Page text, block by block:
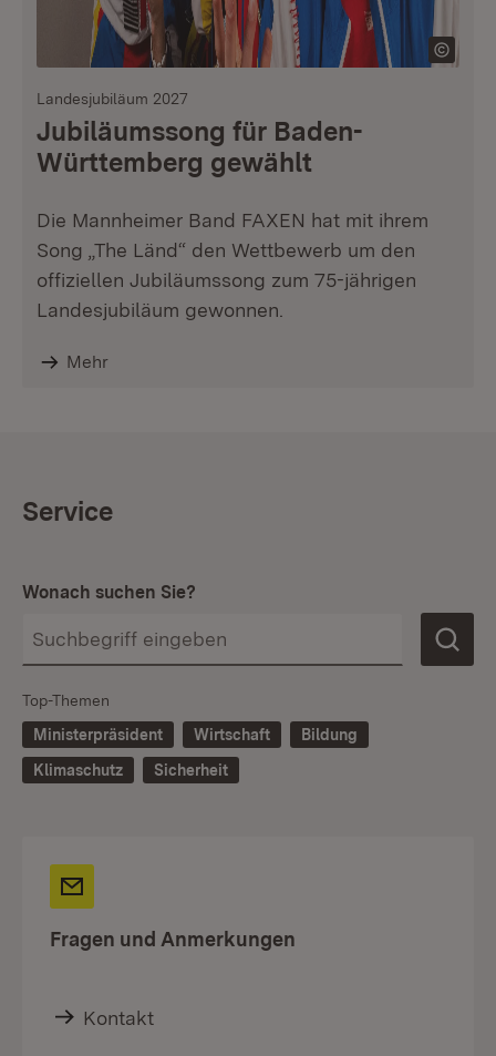
Landesjubiläum 2027
Jubiläumssong für Baden-
Württemberg gewählt
Die Mannheimer Band FAXEN hat mit ihrem
Song „The Länd“ den Wettbewerb um den
offiziellen Jubiläumssong zum 75-jährigen
Landesjubiläum gewonnen.
Mehr
Service
Wonach suchen Sie?
Top-Themen
Ministerpräsident
Wirtschaft
Bildung
Klimaschutz
Sicherheit
Fragen und Anmerkungen
Kontakt